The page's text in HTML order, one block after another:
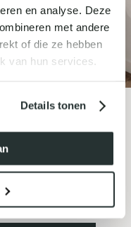
en analyse. Deze
met andere
of die ze hebben
van hun services.
Details tonen